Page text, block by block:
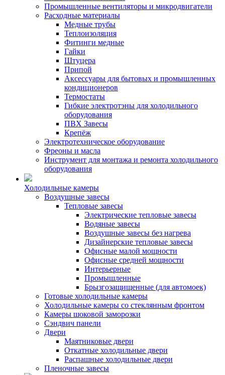
Промышленные вентиляторы и микродвигатели
Расходные материалы
Медные трубы
Теплоизоляция
Фитинги медные
Гайки
Штуцера
Припой
Аксессуары для бытовых и промышленных
кондиционеров
Термостаты
Гибкие электротэны для холодильного
оборудования
ПВХ Завесы
Крепёж
Электротехническое оборудование
Фреоны и масла
Инструмент для монтажа и ремонта холодильного
оборудования
Холодильные камеры
Воздушные завесы
Тепловые завесы
Электрические тепловые завесы
Водяные завесы
Воздушные завесы без нагрева
Дизайнерские тепловые завесы
Офисные малой мощности
Офисные средней мощности
Интерьерные
Промышленные
Брызгозащищенные (для автомоек)
Готовые холодильные камеры
Холодильные камеры со стеклянным фронтом
Камеры шоковой заморозки
Сэндвич панели
Двери
Маятниковые двери
Откатные холодильные двери
Распашные холодильные двери
Пленочные завесы